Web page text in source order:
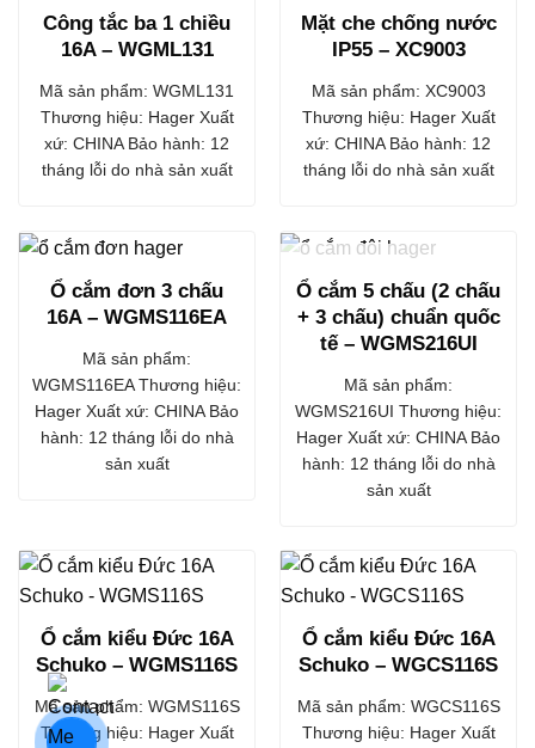
Công tắc ba 1 chiều
16A – WGML131
Mã sản phẩm: WGML131
Thương hiệu: Hager Xuất
xứ: CHINA Bảo hành: 12
tháng lỗi do nhà sản xuất
Mặt che chống nước
IP55 – XC9003
Mã sản phẩm: XC9003
Thương hiệu: Hager Xuất
xứ: CHINA Bảo hành: 12
tháng lỗi do nhà sản xuất
Ổ cắm đơn 3 chấu
16A – WGMS116EA
Mã sản phẩm:
WGMS116EA Thương hiệu:
Hager Xuất xứ: CHINA Bảo
hành: 12 tháng lỗi do nhà
sản xuất
HẾT HÀNG
Ổ cắm 5 chấu (2 chấu
+ 3 chấu) chuẩn quốc
tế – WGMS216UI
Mã sản phẩm:
WGMS216UI Thương hiệu:
Hager Xuất xứ: CHINA Bảo
hành: 12 tháng lỗi do nhà
sản xuất
Ổ cắm kiểu Đức 16A
Schuko – WGMS116S
Mã sản phẩm: WGMS116S
Thương hiệu: Hager Xuất
Ổ cắm kiểu Đức 16A
Schuko – WGCS116S
Mã sản phẩm: WGCS116S
Thương hiệu: Hager Xuất